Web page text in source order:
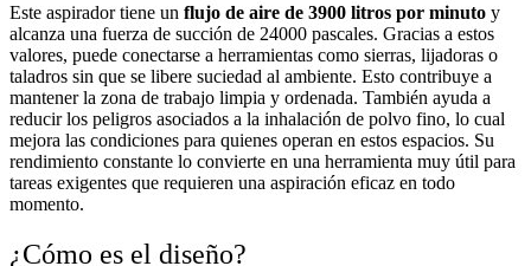
Este aspirador tiene un flujo de aire de 3900 litros por minuto y
alcanza una fuerza de succión de 24000 pascales. Gracias a estos
valores, puede conectarse a herramientas como sierras, lijadoras o
taladros sin que se libere suciedad al ambiente. Esto contribuye a
mantener la zona de trabajo limpia y ordenada. También ayuda a
reducir los peligros asociados a la inhalación de polvo fino, lo cual
mejora las condiciones para quienes operan en estos espacios. Su
rendimiento constante lo convierte en una herramienta muy útil para
tareas exigentes que requieren una aspiración eficaz en todo
momento.
¿Cómo es el diseño?